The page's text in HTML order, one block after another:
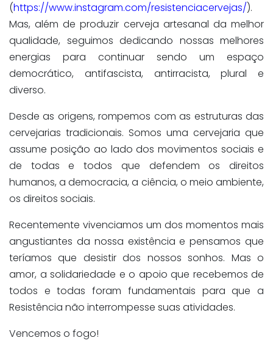
(https://www.instagram.com/resistenciacervejas/).
Mas, além de produzir cerveja artesanal da melhor
qualidade, seguimos dedicando nossas melhores
energias para continuar sendo um espaço
democrático, antifascista, antirracista, plural e
diverso.
Desde as origens, rompemos com as estruturas das
cervejarias tradicionais. Somos uma cervejaria que
assume posição ao lado dos movimentos sociais e
de todas e todos que defendem os direitos
humanos, a democracia, a ciência, o meio ambiente,
os direitos sociais.
Recentemente vivenciamos um dos momentos mais
angustiantes da nossa existência e pensamos que
teríamos que desistir dos nossos sonhos. Mas o
amor, a solidariedade e o apoio que recebemos de
todos e todas foram fundamentais para que a
Resistência não interrompesse suas atividades.
Vencemos o fogo!